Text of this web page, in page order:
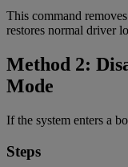
This command
restores normal driver
Method 2:
Mode
If the system enters a
Steps